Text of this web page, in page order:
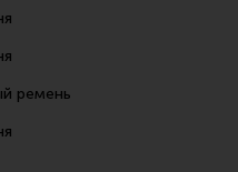
ремень